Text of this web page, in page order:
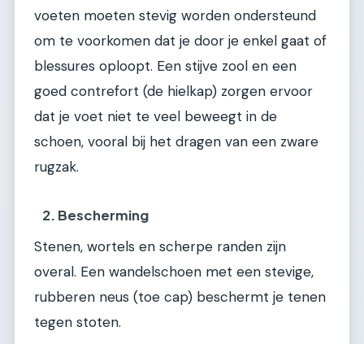
voeten moeten stevig worden ondersteund
om te voorkomen dat je door je enkel gaat of
blessures oploopt. Een stijve zool en een
goed contrefort (de hielkap) zorgen ervoor
dat je voet niet te veel beweegt in de
schoen, vooral bij het dragen van een zware
rugzak.
2. Bescherming
Stenen, wortels en scherpe randen zijn
overal. Een wandelschoen met een stevige,
rubberen neus (toe cap) beschermt je tenen
tegen stoten.